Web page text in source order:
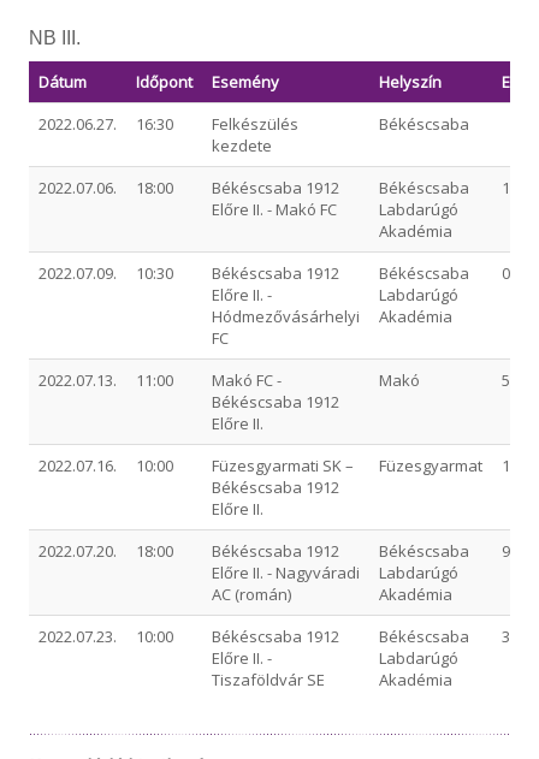
NB III.
Dátum Időpont Esemény Helyszín
2022.06.27.
16:30
Felkészülés
kezdete
Békéscsaba
2022.07.06. 18:00
Békéscsaba 1912
Előre II. - Makó FC
Békéscsaba
Labdarúgó
Akadémia
1-5
2022.07.09. 10:30
Békéscsaba 1912
Előre II. -
Hódmezővásárhelyi
FC
Békéscsaba
Labdarúgó
Akadémia
0-1
2022.07.13. 11:00
Makó FC -
Békéscsaba 1912
Előre II.
Makó 5-0
2022.07.16. 10:00
Füzesgyarmati SK –
Békéscsaba 1912
Előre II.
Füzesgyarmat 1-4
2022.07.20. 18:00
Békéscsaba 1912
Előre II. - Nagyváradi
AC (román)
Békéscsaba
Labdarúgó
Akadémia
9-2
2022.07.23. 10:00
Békéscsaba 1912
Előre II. -
Tiszaföldvár SE
Békéscsaba
Labdarúgó
Akadémia
3-1